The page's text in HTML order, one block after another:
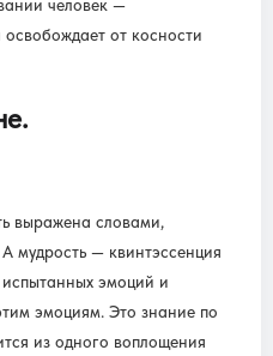
человек —
от косности
выражена словами,
мудрость — квинтэссенция
эмоций и
эмоциям. Это знание по
из одного воплощения